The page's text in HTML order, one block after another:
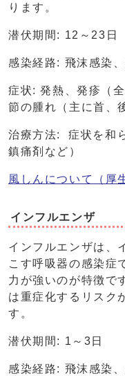
ります。
潜伏期間: 12～23日
感染経路: 飛沫感染
症状: 発熱、発疹（
節の腫れ（主に首、
治療方法: 症状を和
鎮痛剤など）
風しんについて（厚
インフルエンザ
インフルエンザは、
こす呼吸器の感染症
力が強いのが特徴で
は重症化するリスク
す。
潜伏期間: 1～3日
感染経路: 飛沫感染